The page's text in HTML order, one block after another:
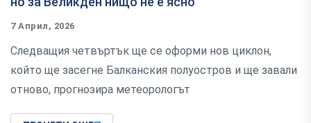
7 Април, 2026
Следващия четвъртък ще се оформи нов циклон,
който ще засегне Балканския полуостров и ще завали
отново, прогнозира метеорологът